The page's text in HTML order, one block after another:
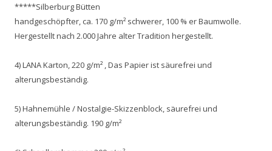
*****Silberburg Bütten
handgeschöpfter, ca. 170 g/m² schwerer, 100 % er Baumwolle.
Hergestellt nach 2.000 Jahre alter Tradition hergestellt.
4) LANA Karton, 220 g/m² , Das Papier ist säurefrei und
alterungsbeständig.
5) Hahnemühle / Nostalgie-Skizzenblock, säurefrei und
alterungsbeständig. 190 g/m²